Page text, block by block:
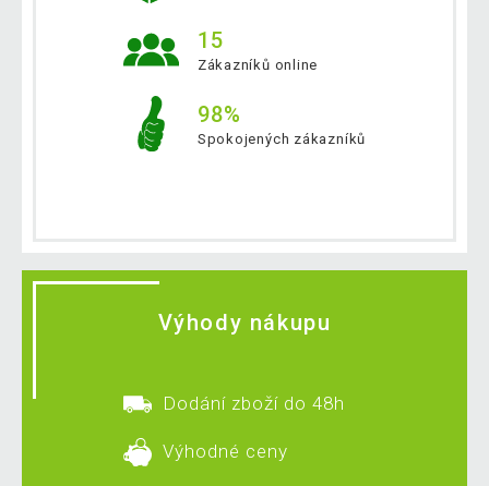
15
Zákazníků online
98%
Spokojených zákazníků
Výhody nákupu
Dodání zboží do 48h
Výhodné ceny